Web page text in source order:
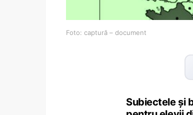
Foto: captură – document
Subiectele și